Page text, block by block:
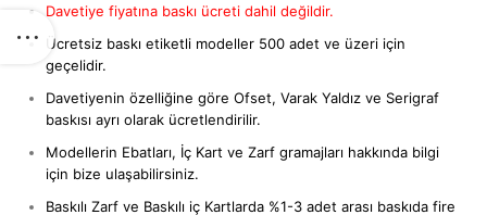
Davetiye fiyatına baskı ücreti dahil değildir.
Ücretsiz baskı etiketli modeller 500 adet ve üzeri için
geçelidir.
Davetiyenin özelliğine göre Ofset, Varak Yaldız ve Serigraf
baskısı ayrı olarak ücretlendirilir.
Modellerin Ebatları, İç Kart ve Zarf gramajları hakkında bilgi
için bize ulaşabilirsiniz.
Baskılı Zarf ve Baskılı iç Kartlarda %1-3 adet arası baskıda fire